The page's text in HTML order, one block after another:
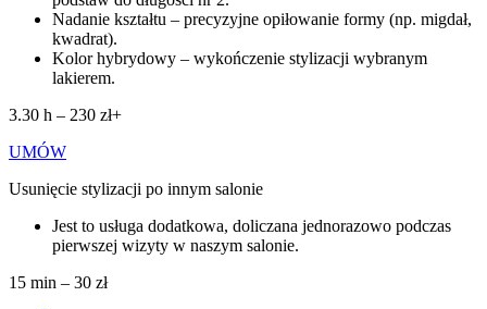
Nadanie kształtu – precyzyjne opiłowanie formy (np. migdał,
kwadrat).
Kolor hybrydowy – wykończenie stylizacji wybranym
lakierem.
3.30 h – 230 zł+
UMÓW
Usunięcie stylizacji po innym salonie
Jest to usługa dodatkowa, doliczana jednorazowo podczas
pierwszej wizyty w naszym salonie.
15 min – 30 zł